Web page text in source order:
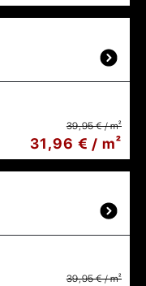
39,95 € / m²
31,96 € / m²
39,95 € / m²